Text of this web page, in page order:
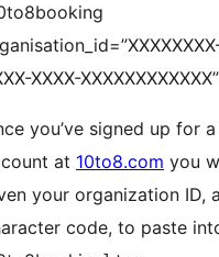
XXXX-
you’ve signed up for
at 10to8.com you
your organization ID,
code, to paste